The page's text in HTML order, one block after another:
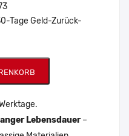
Tage Geld-Zurück-
Lebensdauer–